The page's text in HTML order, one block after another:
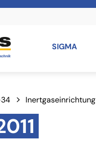
SIGMA
Inertgaseinrichtung